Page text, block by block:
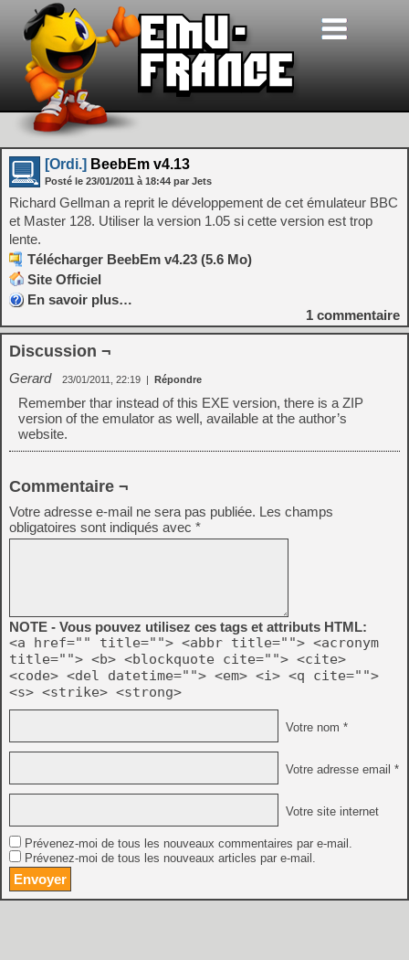
[Ordi.] BeebEm v4.13
Posté le 23/01/2011 à 18:44 par Jets
Richard Gellman a reprit le développement de cet émulateur BBC
et Master 128. Utiliser la version 1.05 si cette version est trop
lente.
Télécharger BeebEm v4.23 (5.6 Mo)
Site Officiel
En savoir plus…
1 commentaire
Discussion ¬
Gerard 23/01/2011, 22:19 | Répondre
Remember thar instead of this EXE version, there is a ZIP
version of the emulator as well, available at the author’s
website.
Commentaire ¬
Votre adresse e-mail ne sera pas publiée. Les champs
obligatoires sont indiqués avec *
NOTE - Vous pouvez utilisez ces tags et attributs HTML:
<a href="" title=""> <abbr title=""> <acronym
title=""> <b> <blockquote cite=""> <cite>
<code> <del datetime=""> <em> <i> <q cite="">
<s> <strike> <strong>
Votre nom *
Votre adresse email *
Votre site internet
Prévenez-moi de tous les nouveaux commentaires par e-mail.
Prévenez-moi de tous les nouveaux articles par e-mail.